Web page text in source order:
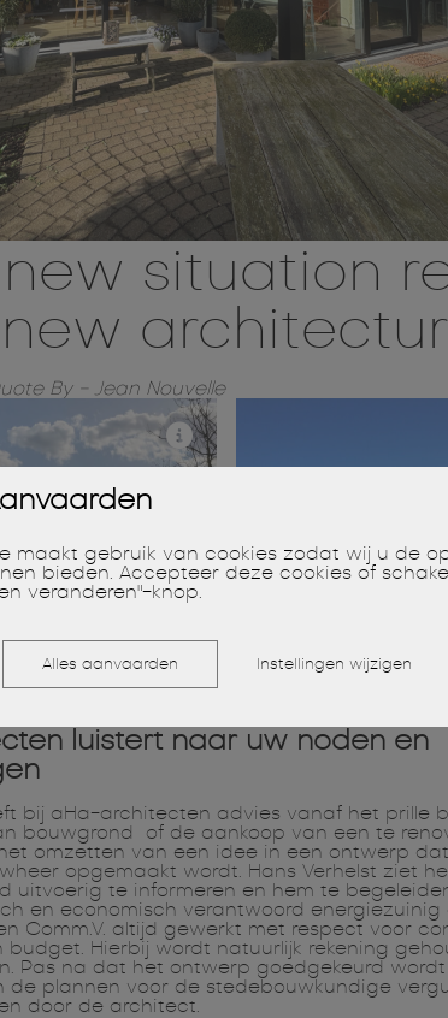
situation
By - Jean Nouvelle
luistert naar uw noden en
bij aHa-architecten advies vanaf het prille
bouwgrond of de aankoop van een te
omzetten van een idee in een ontwerp
opgemaakt wordt. Hans Verhelst ziet
uitvoerig te informeren en hem te
en economisch verantwoord energiezuinig
Comm.V. altijd gewerkt met respect voor
budget. Hierbij wordt natuurlijk rekening
Pas na dat het ontwerp goedgekeurd
de plannen voor de stedebouwkundige
door de architect.
maakt gebruik van cookies zodat wij u de
bieden. Accepteer deze cookies of
veranderen"-knop.
Alles aanvaarden Instellingen wijzigen